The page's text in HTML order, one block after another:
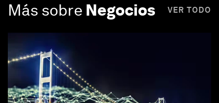
Más sobre Negocios VER TODO